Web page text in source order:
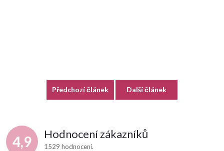
Předchozí článek Další článek
4,9 Hodnocení zákazníků
1529 hodnocení